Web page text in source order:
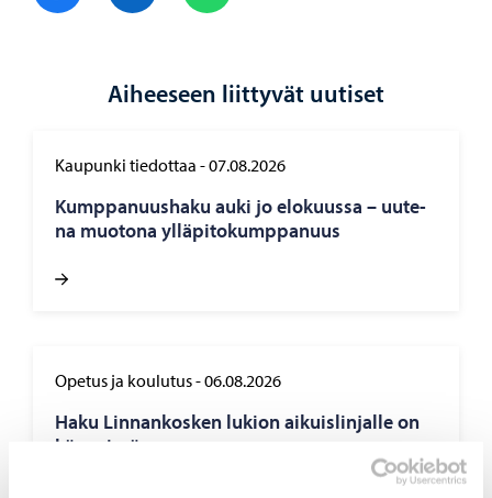
Aiheeseen liittyvät uutiset
Kaupunki tiedottaa -07.08.2026
Kump­pa­nuus­ha­ku auki jo elo­kuus­sa – uu­te­
na muo­to­na yl­lä­pi­to­kump­pa­nuus
Opetus ja koulutus-06.08.2026
Haku Lin­nan­kos­ken lu­kion ai­kuis­lin­jal­le on
käyn­nis­sä